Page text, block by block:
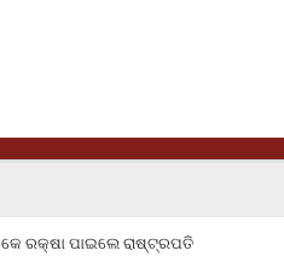
ରକ୍ଷା ପାଇଲେ ରାଷ୍ଟ୍ରପତି